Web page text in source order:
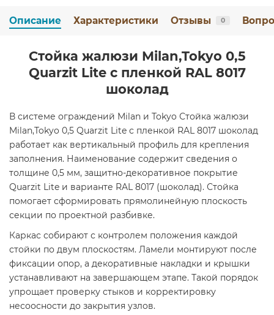
Описание Характеристики Отзывы 0
Стойка жалюзи Milan,Tokyo 0,5
Quarzit Lite с пленкой RAL 8017
шоколад
В системе ограждений Milan и Tokyo Стойка жалюзи
Milan,Tokyo 0,5 Quarzit Lite с пленкой RAL 8017 шоколад
работает как вертикальный профиль для крепления
заполнения. Наименование содержит сведения о
толщине 0,5 мм, защитно-декоративное покрытие
Quarzit Lite и варианте RAL 8017 (шоколад). Стойка
помогает сформировать прямолинейную плоскость
секции по проектной разбивке.
Каркас собирают с контролем положения каждой
стойки по двум плоскостям. Ламели монтируют после
фиксации опор, а декоративные накладки и крышки
устанавливают на завершающем этапе. Такой порядок
упрощает проверку стыков и корректировку
несоосности до закрытия узлов.